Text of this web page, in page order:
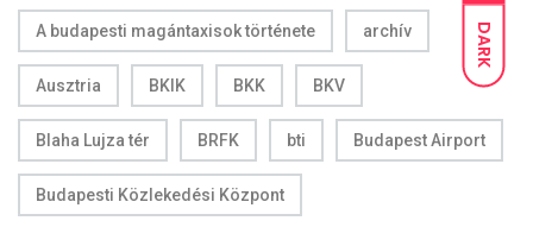
DARK
A budapesti magántaxisok története archív
Ausztria BKIK BKK BKV
Blaha Lujza tér BRFK bti Budapest Airport
Budapesti Közlekedési Központ